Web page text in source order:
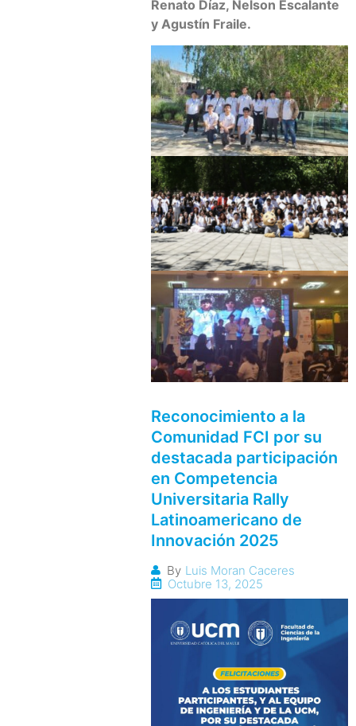
Renato Díaz, Nelson Escalante
y Agustín Fraile.
Reconocimiento a la
Comunidad FCI por su
destacada participación
en Competencia
Universitaria Rally
Latinoamericano de
Innovación 2025
By Luis Moran Caceres
Octubre 13, 2025